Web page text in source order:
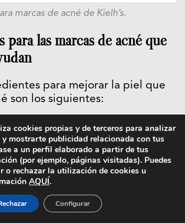
marcas de acné de Kielh’s.
para las marcas de acné que
para mejorar la piel que
son los siguientes:
las marcas de acné es ideal, ya
renovación celular, y ayuda a
previene nuevos brotes.
cuidado: empieza con baja
y aplícalo solo por la noche, y usa
cookies propias y de terceros para analizar
y mostrarte publicidad relacionada con tus
a un perfil elaborado a partir de tus
(por ejemplo, páginas visitadas). Puedes
o rechazar la utilización de cookies u
AQUÍ.
Configurar